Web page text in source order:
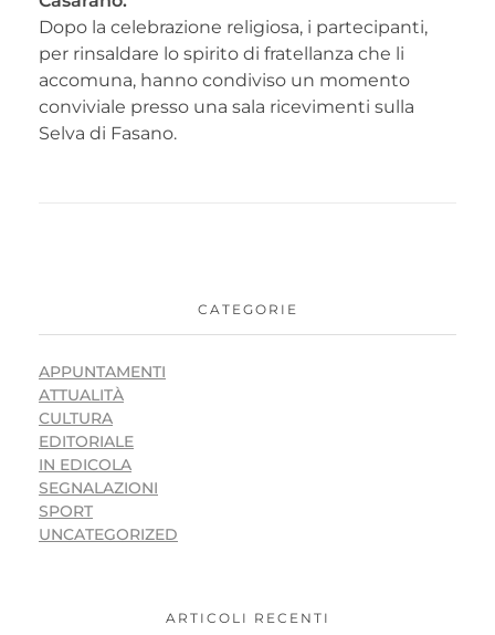
Dopo la celebrazione religiosa, i partecipanti,
per rinsaldare lo spirito di fratellanza che li
accomuna, hanno condiviso un momento
conviviale presso una sala ricevimenti sulla
Selva di Fasano.
CATEGORIE
APPUNTAMENTI
ATTUALITÀ
CULTURA
EDITORIALE
IN EDICOLA
SEGNALAZIONI
SPORT
UNCATEGORIZED
ARTICOLI RECENTI